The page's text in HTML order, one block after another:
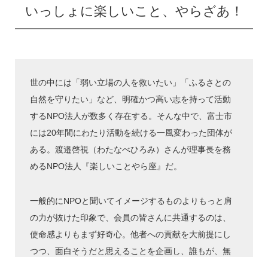
いっしょに楽しいこと、やらざあ！
世の中には「弱い立場の人を救いたい」「ふるさとの
自然を守りたい」など、明確かつ高い志を持って活動
するNPO法人が数多く存在する。そんな中で、富士市
には20年間にわたり活動を続ける一風変わった団体が
ある。渡邉啓視（わたなべひろみ）さんが理事長を務
めるNPO法人『楽しいことやら座』だ。
一般的にNPOと聞いてイメージするものよりもっと肩
の力が抜けた印象で、会員の皆さんに共通するのは、
使命感よりもまず好奇心。他者への貢献を大前提にし
つつ、面白そうだと思えることを企画し、誰もが、無